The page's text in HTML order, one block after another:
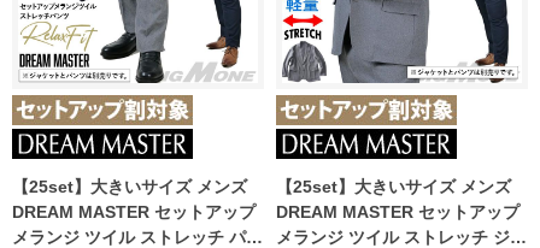
【25set】大きいサイズ メンズ
DREAM MASTER セットアップ
メランジ ツイル ストレッチ パン
【25set】大きいサイズ メンズ
DREAM MASTER セットアップ
メランジ ツイル ストレッチ ジャ